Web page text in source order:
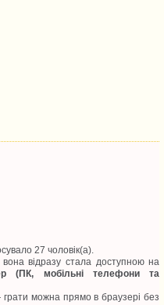
27 чоловік(а).
вона відразу стала доступною на
(ПК, мобільні телефони та
можна прямо в браузері без